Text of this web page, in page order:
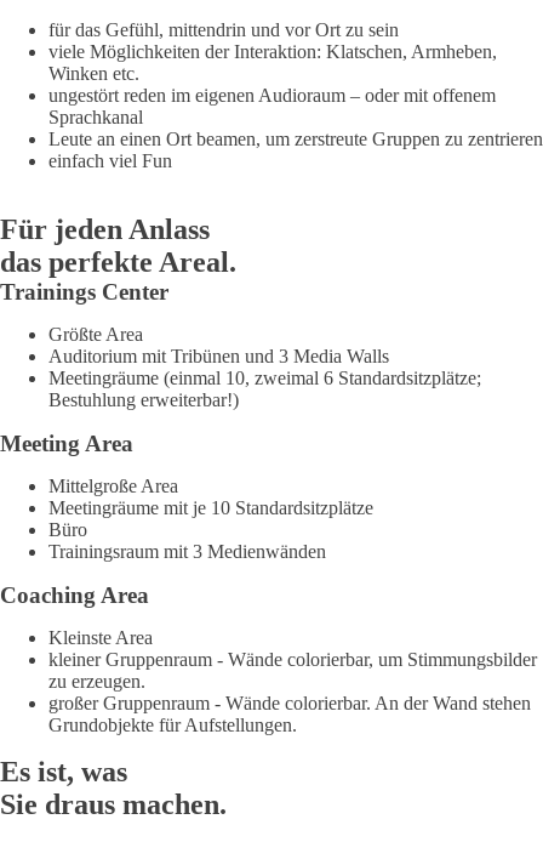
für das Gefühl, mittendrin und vor Ort zu sein
viele Möglichkeiten der Interaktion: Klatschen, Armheben,
Winken etc.
ungestört reden im eigenen Audioraum – oder mit offenem
Sprachkanal
Leute an einen Ort beamen, um zerstreute Gruppen zu zentrieren
einfach viel Fun
Für jeden Anlass
das perfekte Areal.
Trainings Center
Größte Area
Auditorium mit Tribünen und 3 Media Walls
Meetingräume (einmal 10, zweimal 6 Standardsitzplätze;
Bestuhlung erweiterbar!)
Meeting Area
Mittelgroße Area
Meetingräume mit je 10 Standardsitzplätze
Büro
Trainingsraum mit 3 Medienwänden
Coaching Area
Kleinste Area
kleiner Gruppenraum - Wände colorierbar, um Stimmungsbilder
zu erzeugen.
großer Gruppenraum - Wände colorierbar. An der Wand stehen
Grundobjekte für Aufstellungen.
Es ist, was
Sie draus machen.